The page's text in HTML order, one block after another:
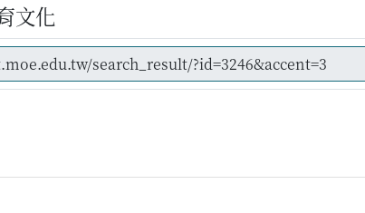
文化